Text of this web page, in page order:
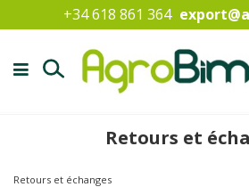
+34 618 861 364
Retours et
Retours et échanges